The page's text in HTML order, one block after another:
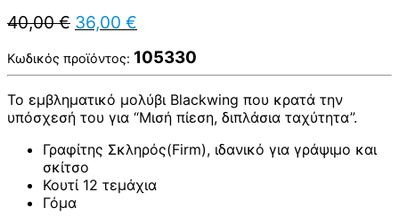
40,00€ Original
price
was:
40,00 €.
36,00 €
τιμή
είναι:
36,00 €.
Κωδικός προϊόντος: 105330
Το εμβληματικό μολύβι Blackwing που κρατά την
υπόσχεσή του για “Μισή πίεση, διπλάσια ταχύτητα”.
Γραφίτης Σκληρός(Firm), ιδανικό για γράψιμο και
σκίτσο
Κουτί 12 τεμάχια
Γόμα